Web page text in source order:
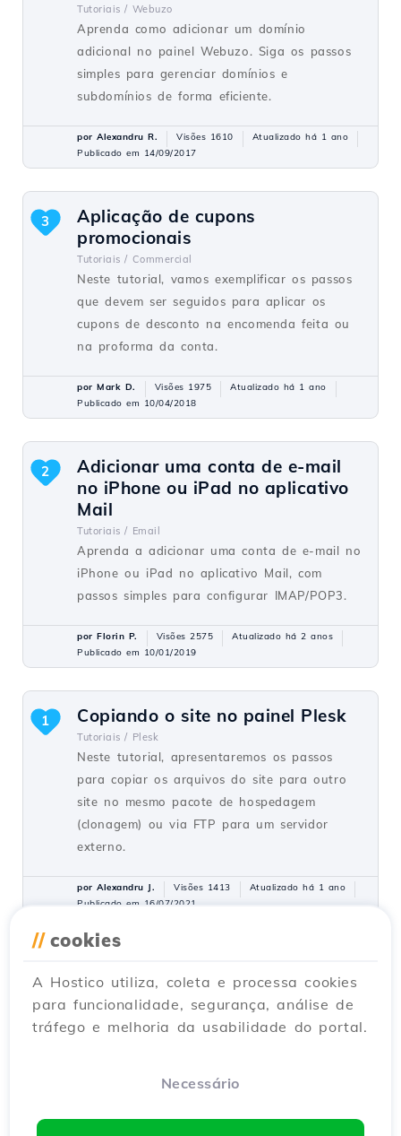
Tutoriais / Webuzo
Aprenda como adicionar um domínio
adicional no painel Webuzo. Siga os passos
simples para gerenciar domínios e
subdomínios de forma eficiente.
por Alexandru R. Visões 1610
Atualizado há 1 ano
Publicado em 14/09/2017
Aplicação de cupons
promocionais
Tutoriais / Commercial
Neste tutorial, vamos exemplificar os passos
que devem ser seguidos para aplicar os
cupons de desconto na encomenda feita ou
na proforma da conta.
3
por Mark D. Visões 1975
Atualizado há 1 ano
Publicado em 10/04/2018
Adicionar uma conta de e-mail
no iPhone ou iPad no aplicativo
Mail
Tutoriais / Email
Aprenda a adicionar uma conta de e-mail no
iPhone ou iPad no aplicativo Mail, com
passos simples para configurar IMAP/POP3.
2
por Florin P. Visões 2575
Atualizado há 2 anos
Publicado em 10/01/2019
Copiando o site no painel Plesk
Tutoriais / Plesk
Neste tutorial, apresentaremos os passos
para copiar os arquivos do site para outro
site no mesmo pacote de hospedagem
(clonagem) ou via FTP para um servidor
externo.
1
por Alexandru J. Visões 1413
Atualizado há 1 ano
Publicado em 16/07/2021
a partir da conta do cliente
Hostico
Tutoriais / Commercial
// cookies
A Hostico utiliza, coleta e processa cookies
para funcionalidade, segurança, análise de
tráfego e melhoria da usabilidade do portal.
Necessário